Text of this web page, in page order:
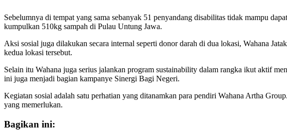
Sebelumnya di tempat yang sama sebanyak 51 penyandang disabilitas tidak mampu
kumpulkan 510kg sampah di Pulau Untung Jawa.
Aksi sosial juga dilakukan secara internal seperti donor darah di dua lokasi, Wahana
kedua lokasi tersebut.
Selain itu Wahana juga serius jalankan program sustainability dalam rangka ikut aktif
ini juga menjadi bagian kampanye Sinergi Bagi Negeri.
Kegiatan sosial adalah satu perhatian yang ditanamkan para pendiri Wahana Artha
yang memerlukan.
Bagikan ini: